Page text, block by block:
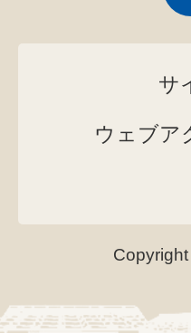
サ
ウェブア